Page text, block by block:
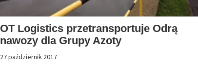
OT Logistics przetransportuje Odrą
nawozy dla Grupy Azoty
27 październik 2017